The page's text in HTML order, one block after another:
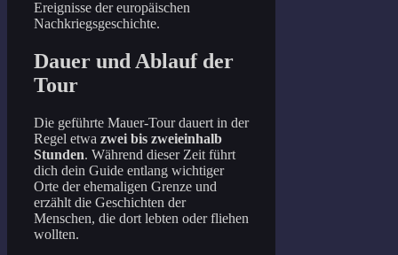
Ereignisse der europäischen
Nachkriegsgeschichte.
Dauer und Ablauf der
Tour
Die geführte Mauer-Tour dauert in der
Regel etwa zwei bis zweieinhalb
Stunden. Während dieser Zeit führt
dich dein Guide entlang wichtiger
Orte der ehemaligen Grenze und
erzählt die Geschichten der
Menschen, die dort lebten oder fliehen
wollten.